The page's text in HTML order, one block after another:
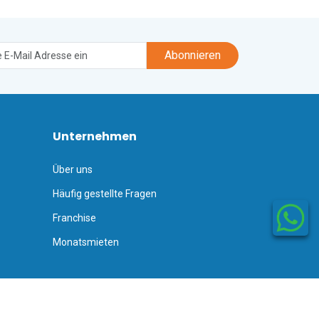
Abonnieren
Unternehmen
Über uns
Häufig gestellte Fragen
Franchise
Monatsmieten